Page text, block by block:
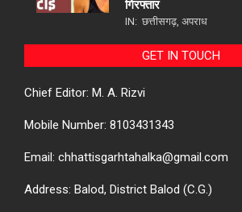
गिरफ्तार
IN: छत्तीसगढ़ अपराध
GET IN TOUCH
Chief Editor: M. A. Rizvi
Mobile Number: 8103431343
Email: chhattisgarhtahalka@gmail.com
Address: Balod, District Balod (C.G.)